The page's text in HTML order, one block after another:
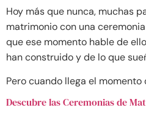
Hoy más que nunca, muchas
matrimonio con una
que ese momento hable de
han construido y de lo que
Pero cuando llega el momento
Descubre las Ceremonias de